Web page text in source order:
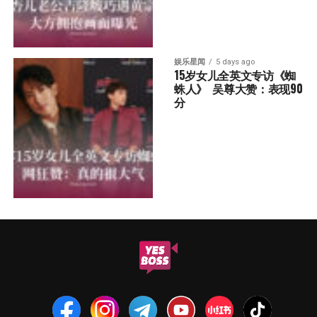
娱乐星闻 5 days ago
15岁女儿全英文专访《蜘
蛛人》  吴尊大赞：表现90
分